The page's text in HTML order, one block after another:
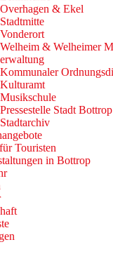
Overhagen & Ekel
Stadtmitte
Vonderort
Welheim & Welheimer
Kommunaler
Kulturamt
Musikschule
Pressestelle Stadt Bottrop
Stadtarchiv
Touristen
in Bottrop